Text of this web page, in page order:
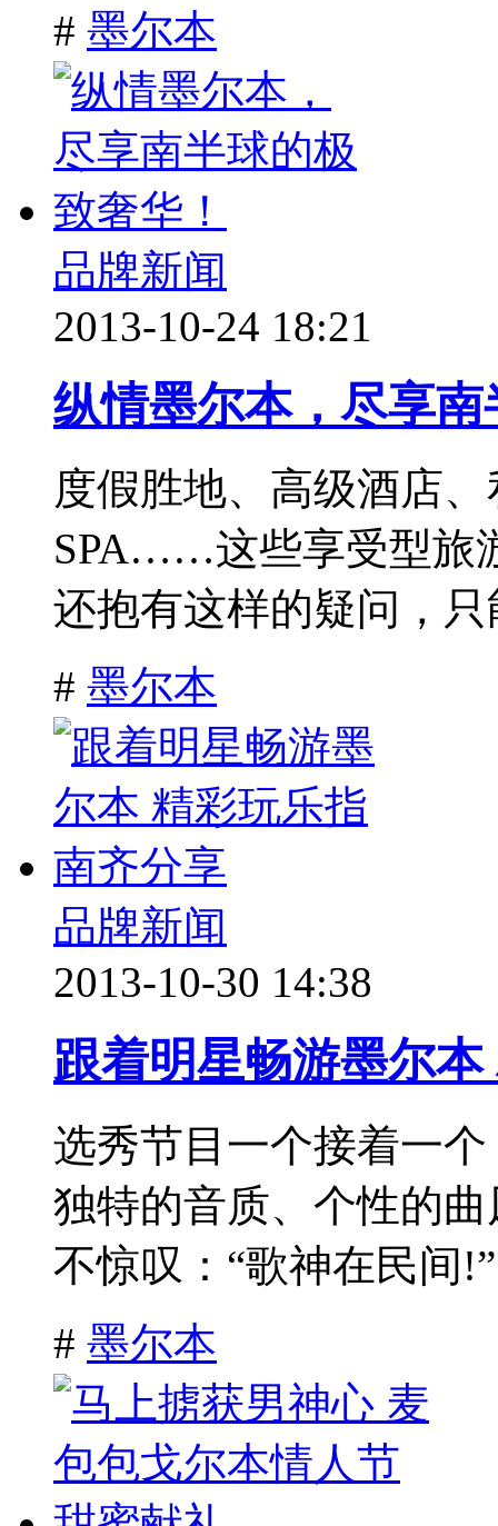
# 墨尔本
品牌新闻
2013-10-24 18:21
纵情墨尔本，尽享
度假胜地、高级酒店
SPA……这些享受型旅
还抱有这样的疑问，
# 墨尔本
品牌新闻
2013-10-30 14:38
跟着明星畅游墨尔
选秀节目一个接着一
独特的音质、个性的
不惊叹：“歌神在民间!”
# 墨尔本